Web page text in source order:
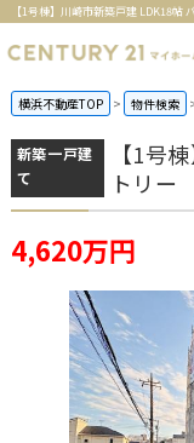
横浜不動産TOP 物件検索
新築一戸建
て
【1号
トリー
4,620万円